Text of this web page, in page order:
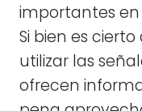
importantes en
Si bien es
utilizar las
ofrecen